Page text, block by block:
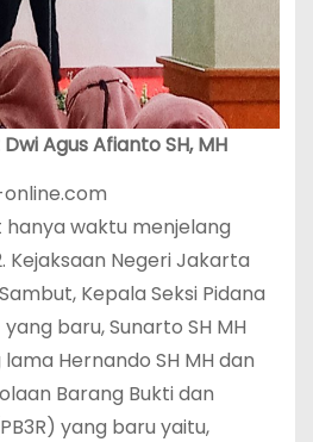
Agus Afianto SH, MH
waktu menjelang
Kejaksaan Negeri Jakarta
Kepala Seksi Pidana
baru, Sunarto SH MH
Hernando SH MH dan
Barang Bukti dan
yang baru yaitu,